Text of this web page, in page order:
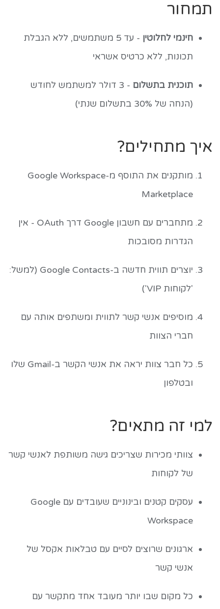
תמחור
חינמי לחלוטין
- עד 5 משתמשים, ללא הגבלת
תכונות, ללא כרטיס אשראי
תוכנית בתשלום
- 3 דולר למשתמש לחודש
(הנחה של 30% בתשלום שנתי)
איך מתחילים?
מותקנים את התוסף מ-Google Workspace
Marketplace
מתחברים עם חשבון Google דרך OAuth - אין
הגדרות מסובכות
יוצרים תווית חדשה ב-Google Contacts (למשל:
'לקוחות VIP')
מוסיפים אנשי קשר לתווית ומשתפים אותה עם
חברי הצוות
כל חבר צוות יראה את אנשי הקשר ב-Gmail שלו
ובטלפון
למי זה מתאים?
צוותי מכירות שצריכים גישה משותפת לאנשי קשר
של לקוחות
עסקים קטנים ובינוניים שעובדים עם Google
Workspace
ארגונים שרוצים לסיים עם טבלאות אקסל של
אנשי קשר
כל מקום שבו יותר מעובד אחד מתקשר עם